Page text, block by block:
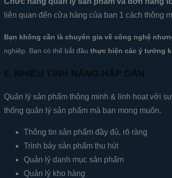
liên quan đến cửa hàng của bạn 1 cách thông
Bạn không cần là chuyên gia về công nghệ
nghiệp. Bạn có thể bắt đầu thực hiện các ý tưởng
6. NHIỀU TÍNH NĂNG HẤP DẪN
Quản lý sản phẩm thông minh & linh hoạt với
thống quản lý sản phẩm mà bạn mong muốn.
Thông tin sản phẩm đầy đủ, rõ ràng
Trình bày sản phẩm thu hút
Quản lý danh mục sản phẩm
Quản lý kho hàng